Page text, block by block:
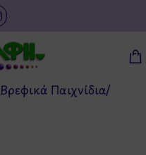
Βρεφικά Παιχνίδια/